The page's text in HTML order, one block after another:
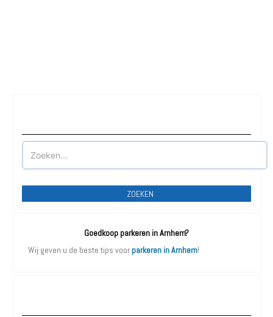
ZOEKEN
Goedkoop parkeren in Arnhem?
Wij geven u de beste tips voor parkeren in Arnhem!